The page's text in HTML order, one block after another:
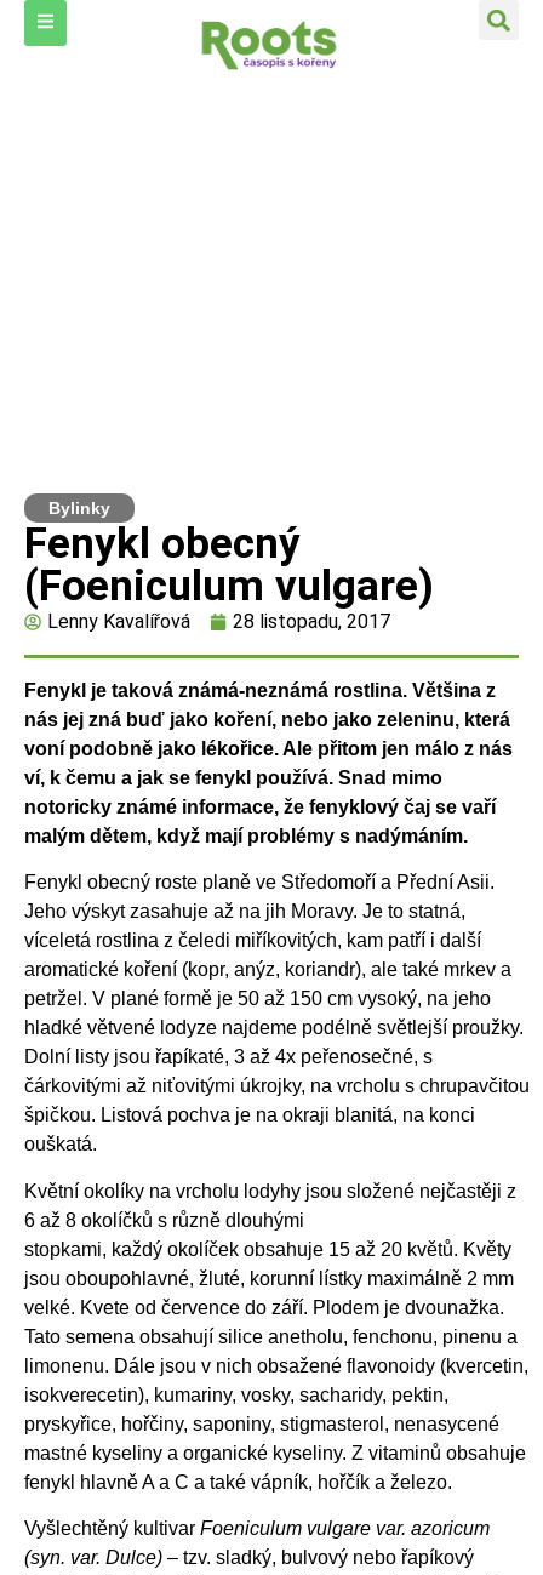
Bylinky
Fenykl obecný
(Foeniculum vulgare)
Lenny Kavalířová 28 listopadu, 2017
Fenykl je taková známá-neznámá rostlina. Většina z
nás jej zná buď jako koření, nebo jako zeleninu, která
voní podobně jako lékořice. Ale přitom jen málo z nás
ví, k čemu a jak se fenykl používá. Snad mimo
notoricky známé informace, že fenyklový čaj se vaří
malým dětem, když mají problémy s nadýmáním.
Fenykl obecný roste planě ve Středomoří a Přední Asii.
Jeho výskyt zasahuje až na jih Moravy. Je to statná,
víceletá rostlina z čeledi miříkovitých, kam patří i další
aromatické koření (kopr, anýz, koriandr), ale také mrkev a
petržel. V plané formě je 50 až 150 cm vysoký, na jeho
hladké větvené lodyze najdeme podélně světlejší proužky.
Dolní listy jsou řapíkaté, 3 až 4x peřenosečné, s
čárkovitými až niťovitými úkrojky, na vrcholu s chrupavčitou
špičkou. Listová pochva je na okraji blanitá, na konci
ouškatá.
Květní okolíky na vrcholu lodyhy jsou složené nejčastěji z
6 až 8 okolíčků s různě dlouhými
stopkami, každý okolíček obsahuje 15 až 20 květů. Květy
jsou oboupohlavné, žluté, korunní lístky maximálně 2 mm
velké. Kvete od července do září. Plodem je dvounažka.
Tato semena obsahují silice anetholu, fenchonu, pinenu a
limonenu. Dále jsou v nich obsažené flavonoidy (kvercetin,
isokverecetin), kumariny, vosky, sacharidy, pektin,
pryskyřice, hořčiny, saponiny, stigmasterol, nenasycené
mastné kyseliny a organické kyseliny. Z vitaminů obsahuje
fenykl hlavně A a C a také vápník, hořčík a železo.
Vyšlechtěný kultivar Foeniculum vulgare var. azoricum
(syn. var. Dulce) – tzv. sladký, bulvový nebo řapíkový